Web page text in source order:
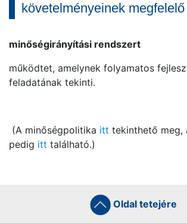
követelményeinek megfelelő
minőségirányítási rendszert
működtet, amelynek folyamatos
feladatának tekinti.
(A minőségpolitika itt tekinthető meg,
pedig itt található.)
Oldal tetejére